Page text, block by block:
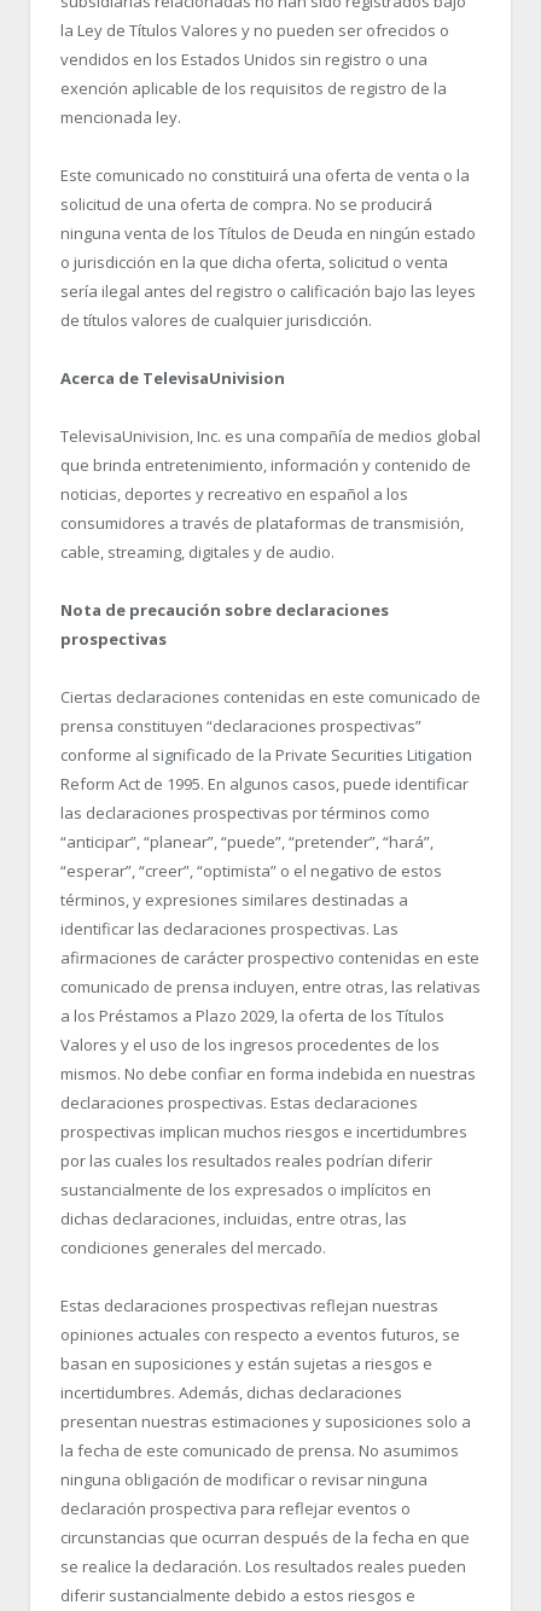
la Ley de Títulos Valores y no pueden ser ofrecidos o
vendidos en los Estados Unidos sin registro o una
exención aplicable de los requisitos de registro de la
mencionada ley.
Este comunicado no constituirá una oferta de venta o la
solicitud de una oferta de compra. No se producirá
ninguna venta de los Títulos de Deuda en ningún estado
o jurisdicción en la que dicha oferta, solicitud o venta
sería ilegal antes del registro o calificación bajo las leyes
de títulos valores de cualquier jurisdicción.
Acerca de TelevisaUnivision
TelevisaUnivision, Inc. es una compañía de medios global
que brinda entretenimiento, información y contenido de
noticias, deportes y recreativo en español a los
consumidores a través de plataformas de transmisión,
cable, streaming, digitales y de audio.
Nota de precaución sobre declaraciones
prospectivas
Ciertas declaraciones contenidas en este comunicado de
prensa constituyen “declaraciones prospectivas”
conforme al significado de la Private Securities Litigation
Reform Act de 1995. En algunos casos, puede identificar
las declaraciones prospectivas por términos como
“anticipar”, “planear”, “puede”, “pretender”, “hará”,
“esperar”, “creer”, “optimista” o el negativo de estos
términos, y expresiones similares destinadas a
identificar las declaraciones prospectivas. Las
afirmaciones de carácter prospectivo contenidas en este
comunicado de prensa incluyen, entre otras, las relativas
a los Préstamos a Plazo 2029, la oferta de los Títulos
Valores y el uso de los ingresos procedentes de los
mismos. No debe confiar en forma indebida en nuestras
declaraciones prospectivas. Estas declaraciones
prospectivas implican muchos riesgos e incertidumbres
por las cuales los resultados reales podrían diferir
sustancialmente de los expresados o implícitos en
dichas declaraciones, incluidas, entre otras, las
condiciones generales del mercado.
Estas declaraciones prospectivas reflejan nuestras
opiniones actuales con respecto a eventos futuros, se
basan en suposiciones y están sujetas a riesgos e
incertidumbres. Además, dichas declaraciones
presentan nuestras estimaciones y suposiciones solo a
la fecha de este comunicado de prensa. No asumimos
ninguna obligación de modificar o revisar ninguna
declaración prospectiva para reflejar eventos o
circunstancias que ocurran después de la fecha en que
se realice la declaración. Los resultados reales pueden
diferir sustancialmente debido a estos riesgos e